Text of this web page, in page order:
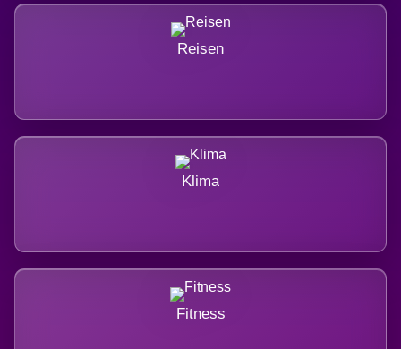
Reisen
Klima
Fitness